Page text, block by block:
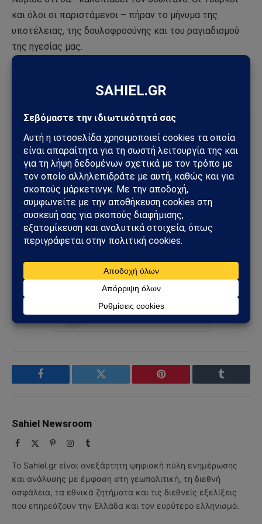
και όλοι οι παριστάμενοι – πήραν το μήνυμα της
υποτέλειας, της δουλοφροσύνης και του ραγιαδισμού
της ηγεσίας μας.
Πρόσθεσε το Sahiel ως προτιμώμενη πηγή για να λαμβάνεις
πρώτος τις σημαντικότερες ειδήσεις και αναλύσεις.
Add as a preferred source
Ερντογάν ΟΗΕ ψευδοκράτους
Ακολουθήστε στο Instagram
Ακολουθήστε στο YouTube
Facebook Twitter Pinterest Tumblr
Sahiel Newsroom
Facebook PinterestInstagram
Tumblr
Το Sahiel.gr είναι ανεξάρτητη ψηφιακή πύλη ενημέρωσης
και ανάλυσης με έμφαση στη γεωπολιτική, τη διεθνή
ασφάλεια, τα εθνικά ζητήματα και τις διεθνείς εξελίξεις
που επηρεάζουν την Ελλάδα και τον ευρύτερο ελληνισμό.